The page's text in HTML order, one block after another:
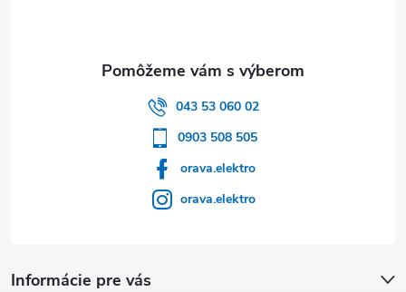
043 53 060 02
0903 508 505
orava.elektro
orava.elektro
Informácie pre vás